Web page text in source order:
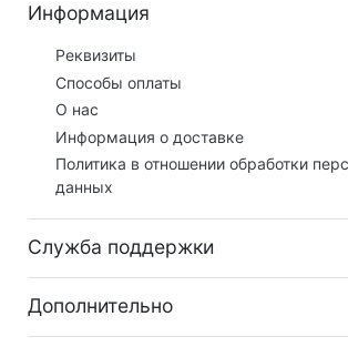
Информация
Реквизиты
Способы оплаты
О нас
Информация о доставке
Политика в отношении обработки
данных
Служба поддержки
Дополнительно